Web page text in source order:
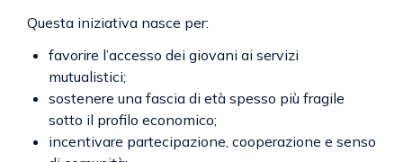
Questa iniziativa nasce per:
favorire l’accesso dei giovani ai servizi
mutualistici;
sostenere una fascia di età spesso più fragile
sotto il profilo economico;
incentivare partecipazione, cooperazione e senso